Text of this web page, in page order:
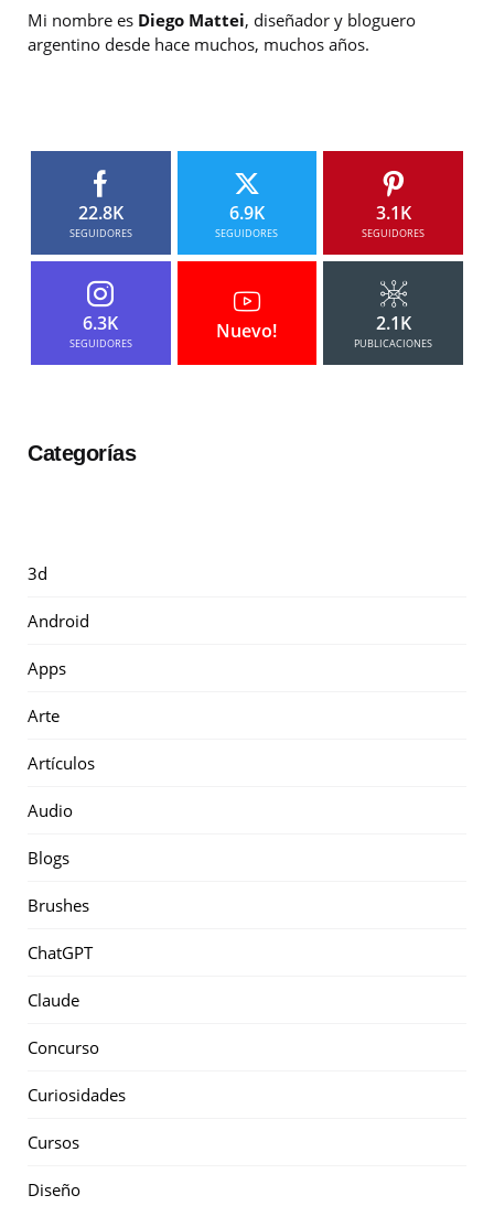
Mi nombre es Diego Mattei, diseñador y bloguero
argentino desde hace muchos, muchos años.
22.8K
SEGUIDORES
6.9K
SEGUIDORES
3.1K
SEGUIDORES
6.3K
SEGUIDORES
Nuevo! 2.1K
PUBLICACIONES
Categorías
3d
Android
Apps
Arte
Artículos
Audio
Blogs
Brushes
ChatGPT
Claude
Concurso
Curiosidades
Cursos
Diseño